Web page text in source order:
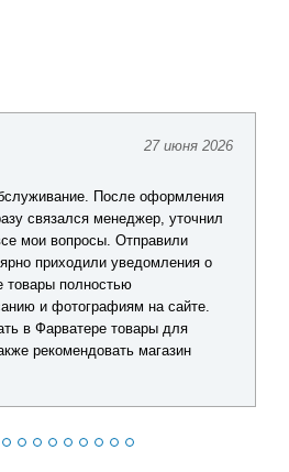
27 июня 2026
После оформления
связался менеджер, уточнил
мои вопросы. Отправили
приходили уведомления о
товары полностью
и фотографиям на сайте.
в Фарватере товары для
рекомендовать магазин